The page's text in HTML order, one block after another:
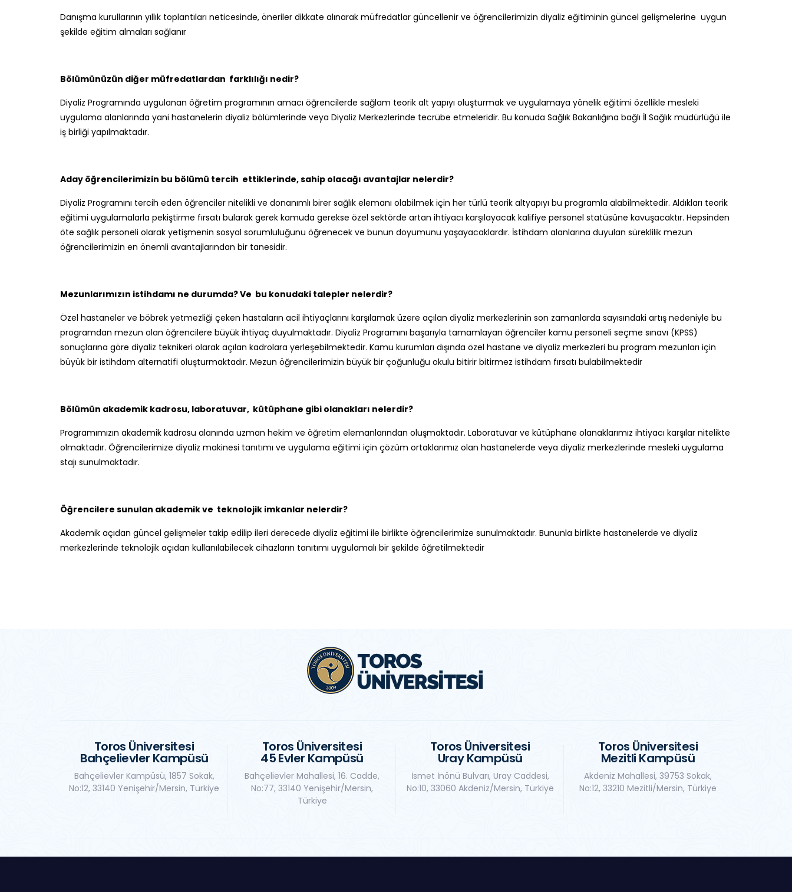
Danışma kurullarının yıllık toplantıları neticesinde, öneriler dikkate alınarak müfredatlar güncellenir ve öğrencilerimizin diyaliz eğitiminin güncel gelişmelerine uygun
şekilde eğitim almaları sağlanır
Bölümünüzün diğer müfredatlardan farklılığı nedir?
Diyaliz Programında uygulanan öğretim programının amacı öğrencilerde sağlam teorik alt yapıyı oluşturmak ve uygulamaya yönelik eğitimi özellikle mesleki
uygulama alanlarında yani hastanelerin diyaliz bölümlerinde veya Diyaliz Merkezlerinde tecrübe etmeleridir. Bu konuda Sağlık Bakanlığına bağlı İl Sağlık müdürlüğü ile
iş birliği yapılmaktadır.
Aday öğrencilerimizin bu bölümü tercih ettiklerinde, sahip olacağı avantajlar nelerdir?
Diyaliz Programını tercih eden öğrenciler nitelikli ve donanımlı birer sağlık elemanı olabilmek için her türlü teorik altyapıyı bu programla alabilmektedir. Aldıkları teorik
eğitimi uygulamalarla pekiştirme fırsatı bularak gerek kamuda gerekse özel sektörde artan ihtiyacı karşılayacak kalifiye personel statüsüne kavuşacaktır. Hepsinden
öte sağlık personeli olarak yetişmenin sosyal sorumluluğunu öğrenecek ve bunun doyumunu yaşayacaklardır. İstihdam alanlarına duyulan süreklilik mezun
öğrencilerimizin en önemli avantajlarından bir tanesidir.
Mezunlarımızın istihdamı ne durumda? Ve bu konudaki talepler nelerdir?
Özel hastaneler ve böbrek yetmezliği çeken hastaların acil ihtiyaçlarını karşılamak üzere açılan diyaliz merkezlerinin son zamanlarda sayısındaki artış nedeniyle bu
programdan mezun olan öğrencilere büyük ihtiyaç duyulmaktadır. Diyaliz Programını başarıyla tamamlayan öğrenciler kamu personeli seçme sınavı (KPSS)
sonuçlarına göre diyaliz teknikeri olarak açılan kadrolara yerleşebilmektedir. Kamu kurumları dışında özel hastane ve diyaliz merkezleri bu program mezunları için
büyük bir istihdam alternatifi oluşturmaktadır. Mezun öğrencilerimizin büyük bir çoğunluğu okulu bitirir bitirmez istihdam fırsatı bulabilmektedir
Bölümün akademik kadrosu, laboratuvar, kütüphane gibi olanakları nelerdir?
Programımızın akademik kadrosu alanında uzman hekim ve öğretim elemanlarından oluşmaktadır. Laboratuvar ve kütüphane olanaklarımız ihtiyacı karşılar nitelikte
olmaktadır. Öğrencilerimize diyaliz makinesi tanıtımı ve uygulama eğitimi için çözüm ortaklarımız olan hastanelerde veya diyaliz merkezlerinde mesleki uygulama
stajı sunulmaktadır.
Öğrencilere sunulan akademik ve teknolojik imkanlar nelerdir?
Akademik açıdan güncel gelişmeler takip edilip ileri derecede diyaliz eğitimi ile birlikte öğrencilerimize sunulmaktadır. Bununla birlikte hastanelerde ve diyaliz
merkezlerinde teknolojik açıdan kullanılabilecek cihazların tanıtımı uygulamalı bir şekilde öğretilmektedir
Toros Üniversitesi
Bahçelievler Kampüsü
Bahçelievler Kampüsü, 1857 Sokak,
No:12, 33140 Yenişehir/Mersin, Türkiye
Toros Üniversitesi
45 Evler Kampüsü
Bahçelievler Mahallesi, 16. Cadde,
No:77, 33140 Yenişehir/Mersin,
Türkiye
Toros Üniversitesi
Uray Kampüsü
İsmet İnönü Bulvarı, Uray Caddesi,
No:10, 33060 Akdeniz/Mersin, Türkiye
Toros Üniversitesi
Mezitli Kampüsü
Akdeniz Mahallesi, 39753 Sokak,
No:12, 33210 Mezitli/Mersin, Türkiye